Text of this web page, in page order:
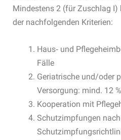
Mindestens 2 (für Zuschlag I)
der nachfolgenden Kriterien:
Haus‐ und
Fälle
Geriatrische und/oder
Versorgung: mind. 12
Kooperation mit
Schutzimpfungen